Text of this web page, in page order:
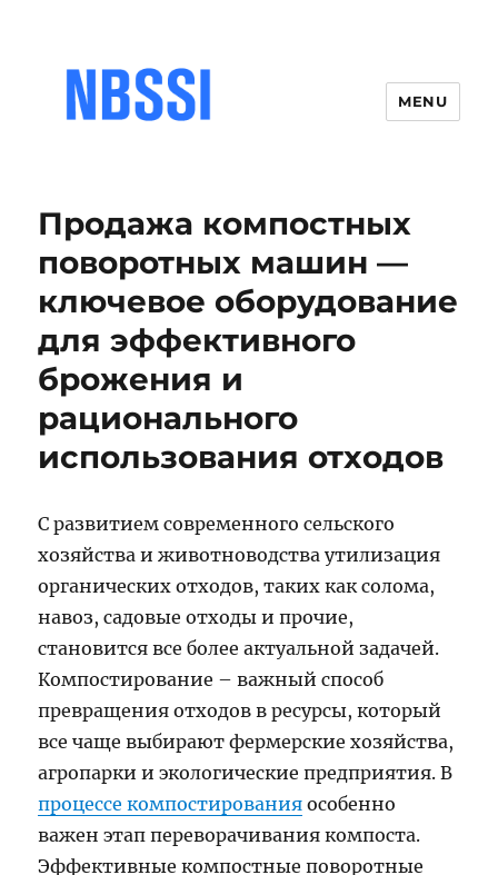
MENU
Продажа компостных
поворотных машин —
ключевое оборудование
для эффективного
брожения и
рационального
использования отходов
С развитием современного сельского
хозяйства и животноводства утилизация
органических отходов, таких как солома,
навоз, садовые отходы и прочие,
становится все более актуальной задачей.
Компостирование – важный способ
превращения отходов в ресурсы, который
все чаще выбирают фермерские хозяйства,
агропарки и экологические предприятия. В
процессе компостирования особенно
важен этап переворачивания компоста.
Эффективные компостные поворотные